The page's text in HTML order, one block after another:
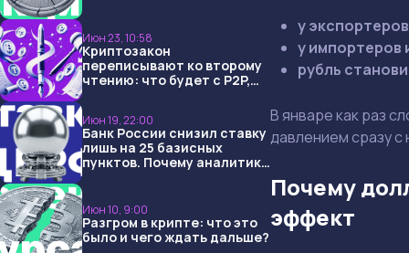
Июн 23, 10:58
Криптозакон
переписывают ко второму
чтению: что будет с P2P,
Июн 19, 22:00
Банк России снизил ставку
лишь на 25 базисных
пунктов. Почему аналитики
Июн 10, 9:00
Разгром в крипте: что это
было и чего ждать дальше?
у
у импортеров
рубль
В январе как раз
давлением сразу с
Почему
эффект